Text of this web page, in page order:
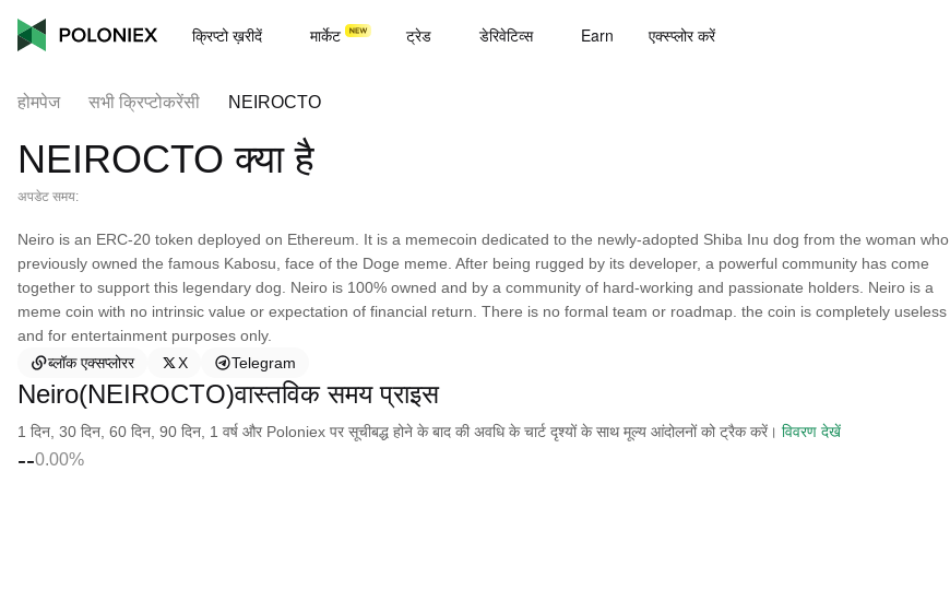
क्रिप्टो ख़रीदें मार्केट ट्रेड डेरिवेटिव्स Earn एक्स्प्लोर करें
होमपेज सभी क्रिप्टोकरेंसी NEIROCTO
NEIROCTO क्या है
अपडेट समय:
Neiro is an ERC-20 token deployed on Ethereum. It is a memecoin dedicated to the newly-adopted Shiba Inu dog from the woman who
previously owned the famous Kabosu, face of the Doge meme. After being rugged by its developer, a powerful community has come
together to support this legendary dog. Neiro is 100% owned and by a community of hard-working and passionate holders. Neiro is a
meme coin with no intrinsic value or expectation of financial return. There is no formal team or roadmap. the coin is completely useless
and for entertainment purposes only.
ब्लॉक एक्सप्लोरर
X Telegram
Neiro(NEIROCTO)वास्तविक समय प्राइस
1 दिन, 30 दिन, 60 दिन, 90 दिन, 1 वर्ष और Poloniex पर सूचीबद्ध होने के बाद की अवधि के चार्ट दृश्यों के साथ मूल्य आंदोलनों को ट्रैक करें। विवरण देखें
--0.00%